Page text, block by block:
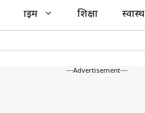
क्राइम शिक्षा स्वास्थ
---Advertisement---